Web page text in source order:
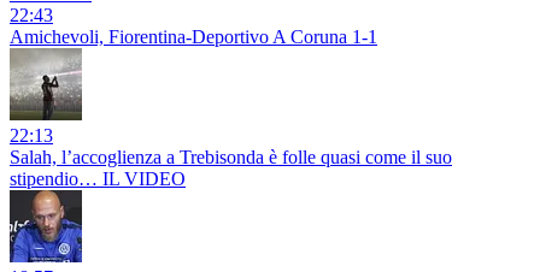
22:43
Amichevoli, Fiorentina-Deportivo A Coruna 1-1
22:13
Salah, l’accoglienza a Trebisonda è folle quasi come il suo
stipendio… IL VIDEO